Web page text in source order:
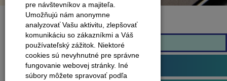
Značka
Effector
Podlahové profily
pre návštevníkov a majiteľa.
Umožňujú nám anonymne
analyzovať Vašu aktivitu, zlepšovať
komunikáciu so zákazníkmi a Váš
používateľský zážitok. Niektoré
cookies sú nevyhnutné pre správne
fungovanie webovej stránky. Iné
súbory môžete spravovať podľa